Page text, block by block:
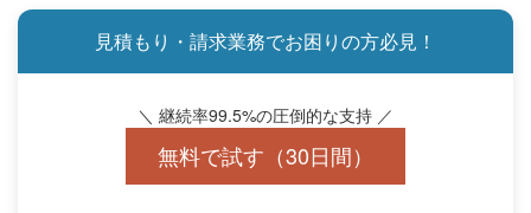
見積もり・請求業務でお困りの方必見！
＼ 継続率99.5%の圧倒的な支持 ／
無料で試す（30日間）